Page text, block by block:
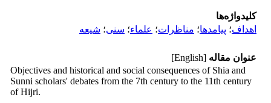
کلیدواژه‌ها
اهداف؛ پیامدها؛ مناظرات؛ علماء؛ سنی؛ شیعه
عنوان مقاله [English]
Objectives and historical and social consequences of Shia and
Sunni scholars' debates from the 7th century to the 11th century
of Hijri.